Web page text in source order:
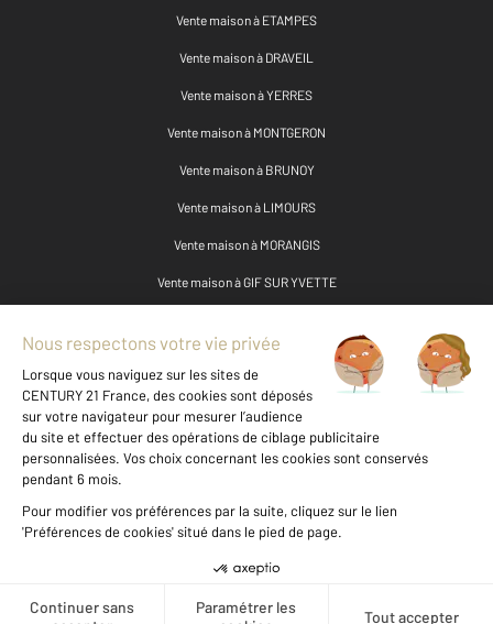
Vente maison à ETAMPES
Vente maison à DRAVEIL
Vente maison à YERRES
Vente maison à MONTGERON
Vente maison à BRUNOY
Vente maison à LIMOURS
Vente maison à MORANGIS
Vente maison à GIF SUR YVETTE
Vente maison à SAVIGNY SUR ORGE
Vente maison à ETRECHY
Vente maison à CHILLY MAZARIN
Vente maison à MASSY
Vente maison à VIRY CHATILLON
Voir les prix au m2 de cette
zone